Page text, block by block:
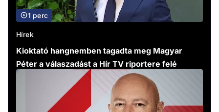
1 perc
Hírek
Kioktató hangnemben tagadta meg Magyar
Péter a válaszadást a Hír TV riportere felé